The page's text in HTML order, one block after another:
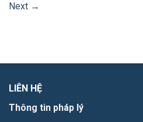
Next →
LIÊN HỆ
Thông tin pháp lý